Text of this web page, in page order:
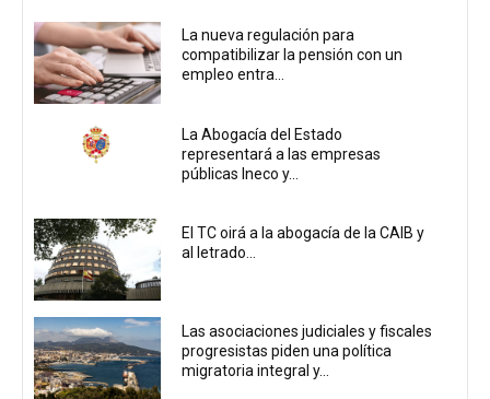
La nueva regulación para
compatibilizar la pensión con un
empleo entra...
La Abogacía del Estado
representará a las empresas
públicas Ineco y...
El TC oirá a la abogacía de la CAIB y
al letrado...
Las asociaciones judiciales y fiscales
progresistas piden una política
migratoria integral y...